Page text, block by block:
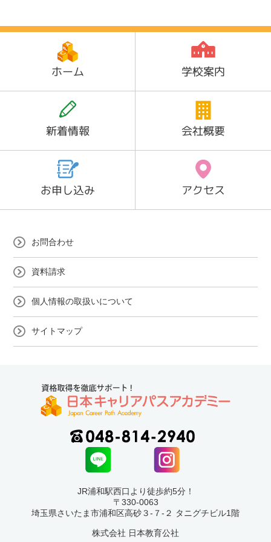
ホーム 学校案内
新着情報 会社概要
お申し込み アクセス
お問合わせ
資料請求
個人情報の取扱いについて
サイトマップ
JR浦和駅西口より徒歩約5分！
〒330-0063
埼玉県さいたま市浦和区高砂３-７-２ タニグチビル1階
株式会社 日本教育公社